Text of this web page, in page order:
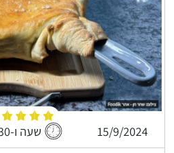
15/9/2024 שעה ו-30 דקות